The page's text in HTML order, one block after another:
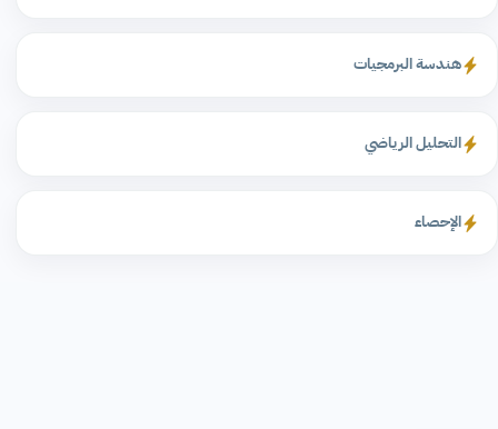
هندسة البرمجيات
التحليل الرياضي
الإحصاء